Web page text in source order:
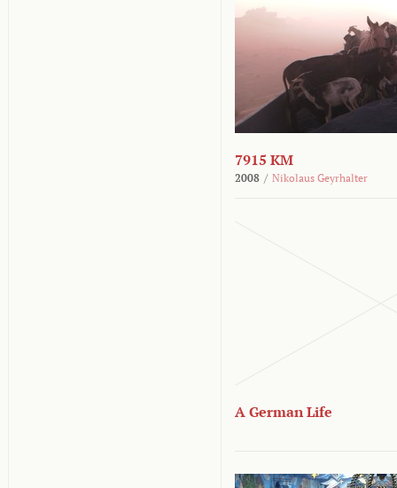
7915 KM
2008 / Nikolaus Geyrhalter
A German Life